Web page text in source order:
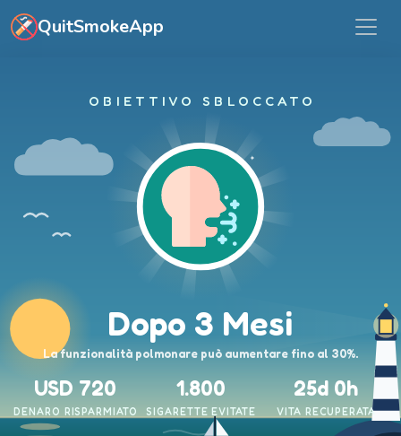
Vai al contenuto principale
QuitSmokeApp
OBIETTIVO SBLOCCATO
Dopo 3 Mesi
La funzionalità polmonare può aumentare fino al 30%.
USD 720 1.800 25d 0h
DENARO RISPARMIATO SIGARETTE EVITATE VITA RECUPERATA